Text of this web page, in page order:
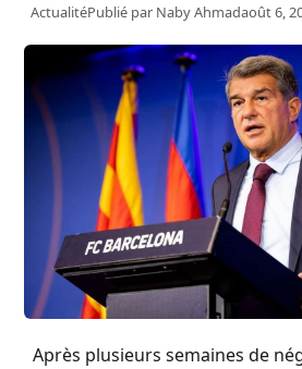
ActualitéPublié par Naby Ahmadaoût 6,
Après plusieurs semaines de